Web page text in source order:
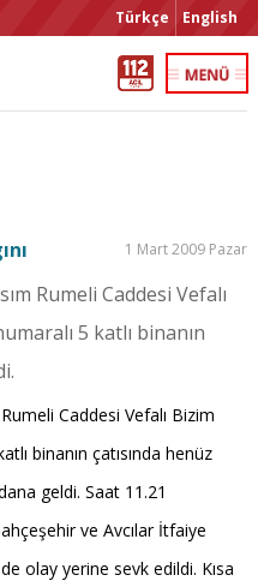
Türkçe English
1 Mart 2009 Pazar
Rumeli Caddesi Vefalı
5 katlı binanın
Caddesi Vefalı Bizim
binanın çatısında henüz
geldi. Saat 11.21
ve Avcılar İtfaiye
olay yerine sevk edildi. Kısa